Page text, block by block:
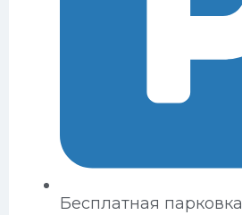
Бесплатная парковка